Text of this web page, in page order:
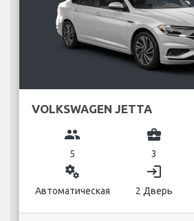
VOLKSWAGEN JETTA
group
5
business_center
3
miscellaneous_services
Автоматическая
login
2 Дверь